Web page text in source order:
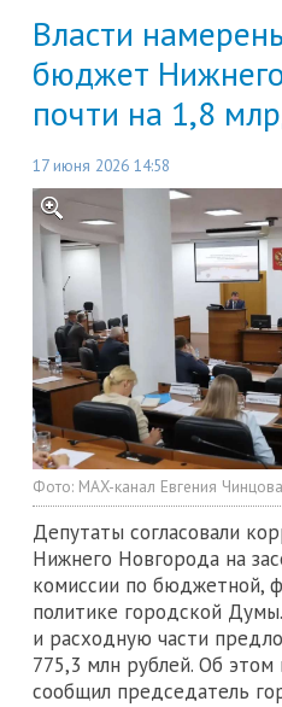
Власти
бюджет
почти на 1,8
17 июня 2026 14:58
Фото: MAX-канал Евгения Чинцова
Депутаты согласовали
Нижнего Новгорода на
комиссии по бюджетной,
политике городской
и расходную части
775,3 млн рублей. Об этом
сообщил председатель